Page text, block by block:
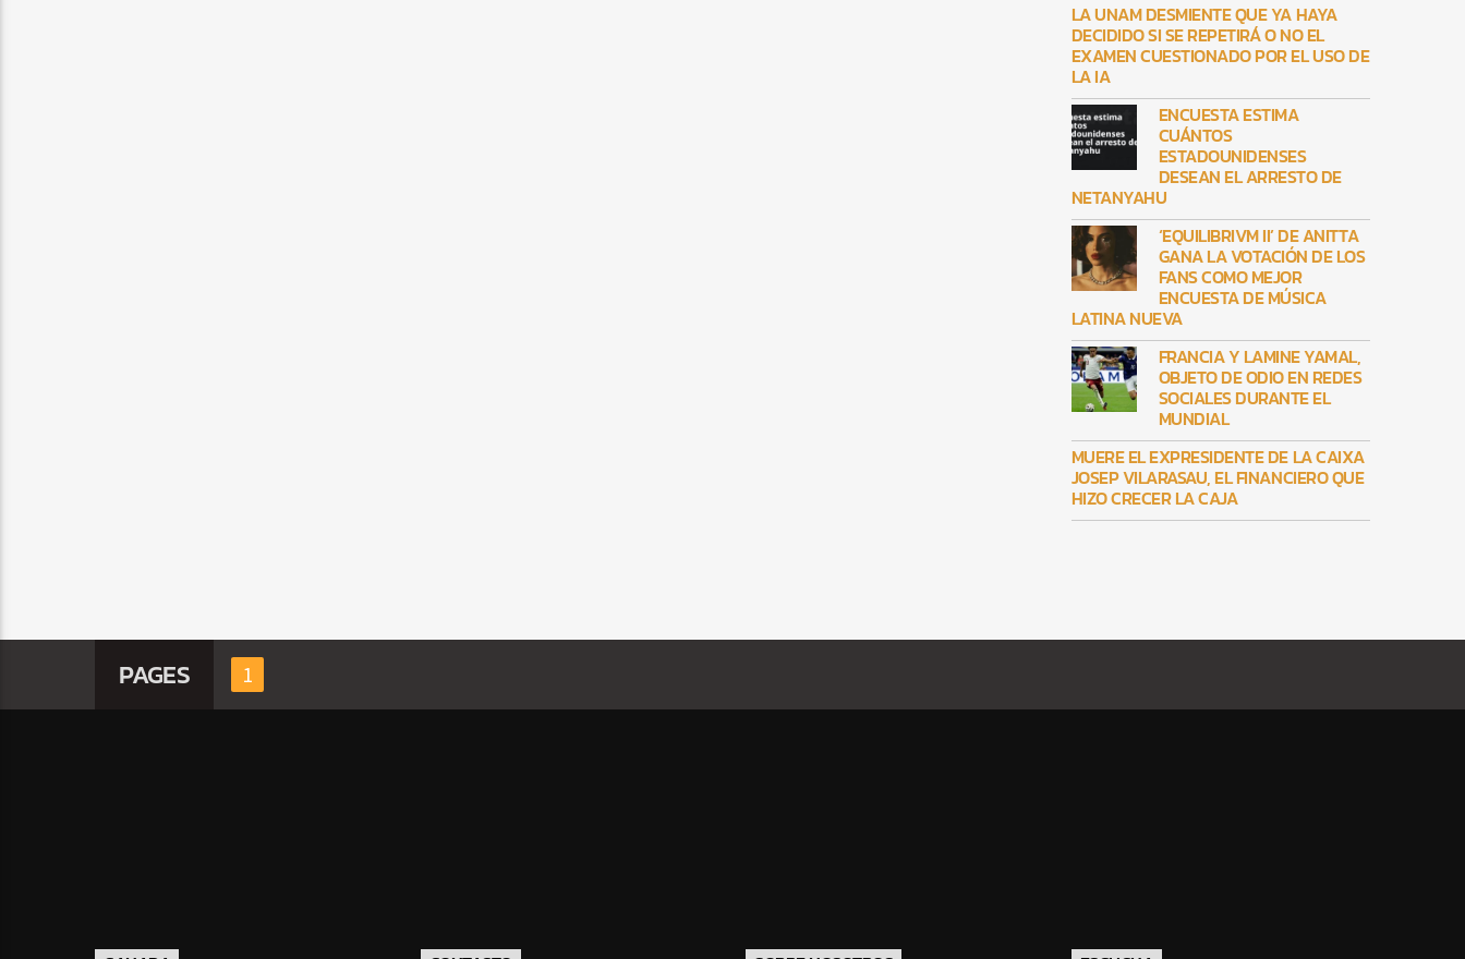
LA UNAM DESMIENTE QUE YA HAYA
DECIDIDO SI SE REPETIRÁ O NO EL
EXAMEN CUESTIONADO POR EL USO DE
LA IA
ENCUESTA ESTIMA
CUÁNTOS
ESTADOUNIDENSES
DESEAN EL ARRESTO DE
NETANYAHU
‘EQUILIBRIVM II’ DE ANITTA
GANA LA VOTACIÓN DE LOS
FANS COMO MEJOR
ENCUESTA DE MÚSICA
LATINA NUEVA
FRANCIA Y LAMINE YAMAL,
OBJETO DE ODIO EN REDES
SOCIALES DURANTE EL
MUNDIAL
MUERE EL EXPRESIDENTE DE LA CAIXA
JOSEP VILARASAU, EL FINANCIERO QUE
HIZO CRECER LA CAJA
PAGES 1